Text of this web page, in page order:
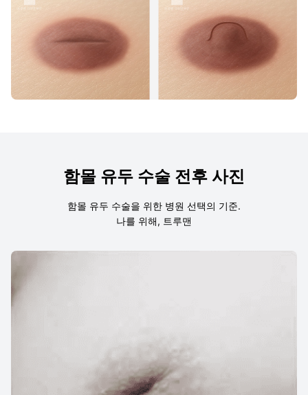
함몰 유두 수술 전후 사진
함몰 유두 수술을 위한 병원 선택의 기준.
나를 위해, 트루맨